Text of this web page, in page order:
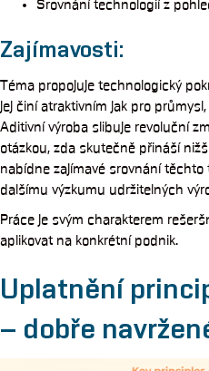
Srovnání technologií z
Zajímavosti:
Téma propojuje technologický
jej činí atraktivním jak pro
Aditivní výroba slibuje revoluční
otázkou, zda skutečně přináší
nabídne zajímavé srovnání
dalšímu výzkumu udržitelných
Práce je svým charakterem
aplikovat na konkrétní podnik.
Uplatnění
– dobře